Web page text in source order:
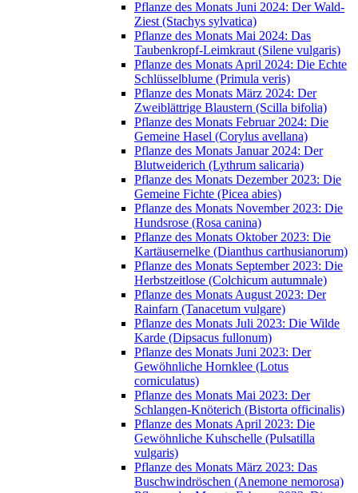
Pflanze des Monats Juni 2024: Der Wald-
Ziest (Stachys sylvatica)
Pflanze des Monats Mai 2024: Das
Taubenkropf-Leimkraut (Silene vulgaris)
Pflanze des Monats April 2024: Die Echte
Schlüsselblume (Primula veris)
Pflanze des Monats März 2024: Der
Zweiblättrige Blaustern (Scilla bifolia)
Pflanze des Monats Februar 2024: Die
Gemeine Hasel (Corylus avellana)
Pflanze des Monats Januar 2024: Der
Blutweiderich (Lythrum salicaria)
Pflanze des Monats Dezember 2023: Die
Gemeine Fichte (Picea abies)
Pflanze des Monats November 2023: Die
Hundsrose (Rosa canina)
Pflanze des Monats Oktober 2023: Die
Kartäusernelke (Dianthus carthusianorum)
Pflanze des Monats September 2023: Die
Herbstzeitlose (Colchicum autumnale)
Pflanze des Monats August 2023: Der
Rainfarn (Tanacetum vulgare)
Pflanze des Monats Juli 2023: Die Wilde
Karde (Dipsacus fullonum)
Pflanze des Monats Juni 2023: Der
Gewöhnliche Hornklee (Lotus
corniculatus)
Pflanze des Monats Mai 2023: Der
Schlangen-Knöterich (Bistorta officinalis)
Pflanze des Monats April 2023: Die
Gewöhnliche Kuhschelle (Pulsatilla
vulgaris)
Pflanze des Monats März 2023: Das
Buschwindröschen (Anemone nemorosa)